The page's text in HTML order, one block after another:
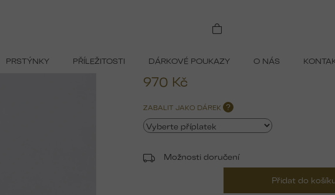
PRSTÝNKY PŘÍLEŽITOSTI DÁRKOVÉ POUKAZY O NÁS
970 Kč
cena:
ZABALIT JAKO DÁREK ?
Možnosti doručení
Přidat do